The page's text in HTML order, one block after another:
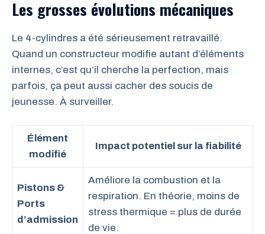
Les grosses évolutions mécaniques
Le 4-cylindres a été sérieusement retravaillé.
Quand un constructeur modifie autant d’éléments
internes, c’est qu’il cherche la perfection, mais
parfois, ça peut aussi cacher des soucis de
jeunesse. À surveiller.
Élément
modifié
Impact potentiel sur la fiabilité
Pistons &
Ports
d’admission
Améliore la combustion et la
respiration. En théorie, moins de
stress thermique = plus de durée
de vie.